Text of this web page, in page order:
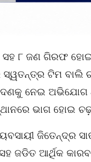
୮ ଜଣ ଗିରଫ
ଟିମ ବାଲି
ନେଇ ଅଭିଯୋଗ
ଭାଗ ହୋଇ
ଜିତେନ୍ଦ୍ର
ଜଡିତ ଆର୍ଥିକ